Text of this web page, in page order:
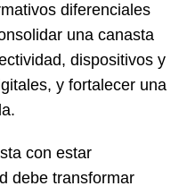
diferenciales
una canasta
dispositivos y
y fortalecer una
con estar
debe transformar